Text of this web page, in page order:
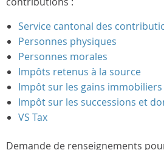
Service cantonal des
Personnes physiques
Personnes morales
Impôts retenus à la source
Impôt sur les gains immobiliers
Impôt sur les successions et
VS Tax
Demande de renseignements